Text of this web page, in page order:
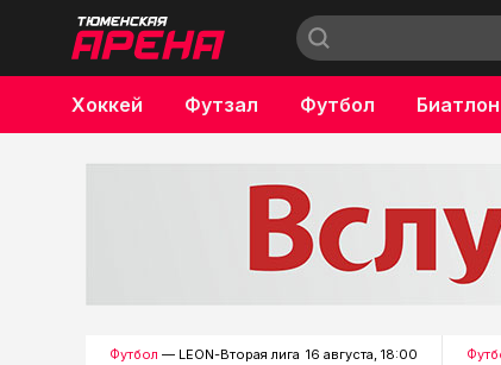
Хоккей Футзал Футбол Биатлон
Бокс
Футбол — LEON-Вторая лига 16 августа, 18:00